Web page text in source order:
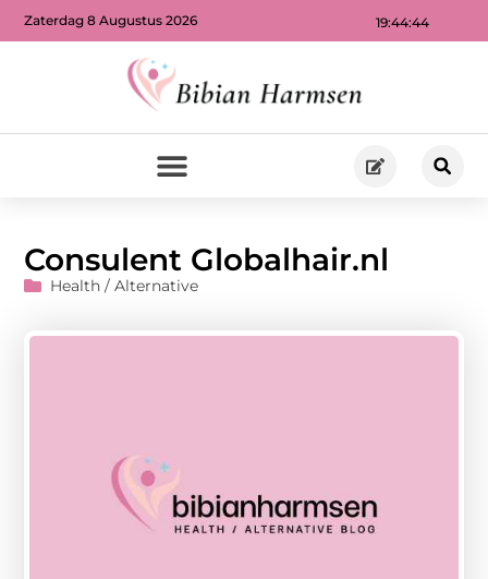
19:44:45
Zaterdag 8 Augustus 2026
Consulent Globalhair.nl
Health / Alternative